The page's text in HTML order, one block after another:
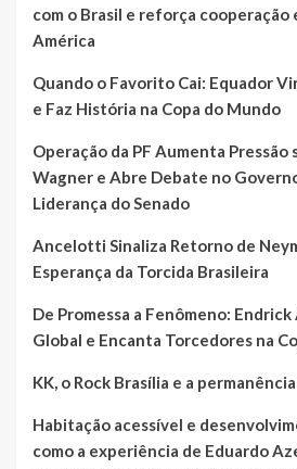
com o Brasil e reforça cooperação
América
Quando o Favorito Cai: Equador
e Faz História na Copa do Mundo
Operação da PF Aumenta Pressão
Wagner e Abre Debate no
Liderança do Senado
Ancelotti Sinaliza Retorno de
Esperança da Torcida Brasileira
De Promessa a Fenômeno:
Global e Encanta Torcedores na
KK, o Rock Brasília e a
Habitação acessível e
como a experiência de Eduardo